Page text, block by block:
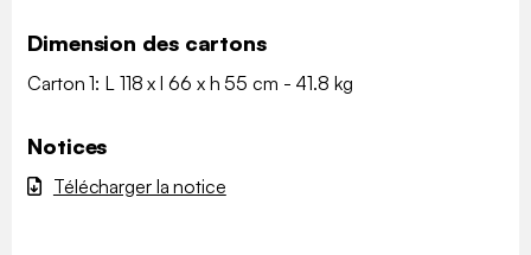
Dimension des cartons
Carton 1: L 118 x l 66 x h 55 cm - 41.8 kg
Notices
Télécharger la notice